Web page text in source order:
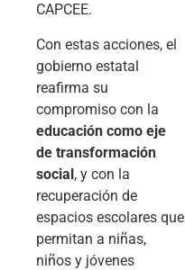
CAPCEE.
Con estas acciones, el
gobierno estatal
reafirma su
compromiso con la
educación como eje
de transformación
social, y con la
recuperación de
espacios escolares que
permitan a niñas,
niños y jóvenes